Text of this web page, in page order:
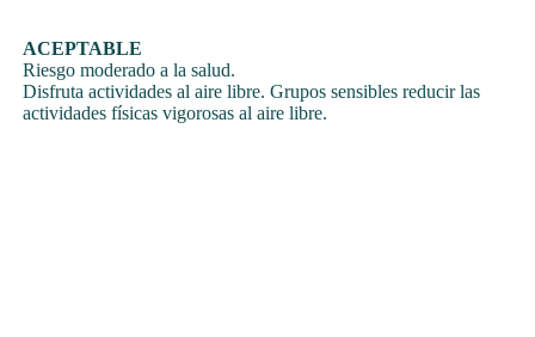
ACEPTABLE
Riesgo moderado a la salud.
Disfruta actividades al aire libre. Grupos sensibles reducir las
actividades físicas vigorosas al aire libre.